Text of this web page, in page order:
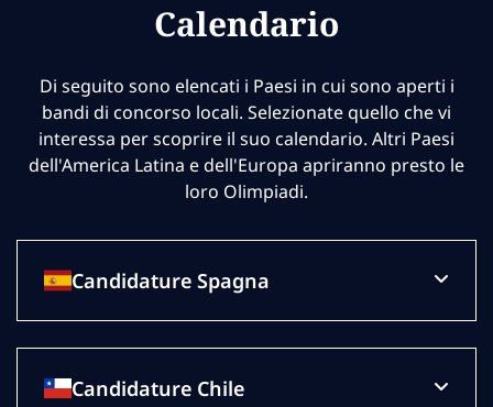
Calendario
Di seguito sono elencati i Paesi in cui sono aperti i
bandi di concorso locali. Selezionate quello che vi
interessa per scoprire il suo calendario. Altri Paesi
dell'America Latina e dell'Europa apriranno presto le
loro Olimpiadi.
Candidature Spagna
Candidature Chile